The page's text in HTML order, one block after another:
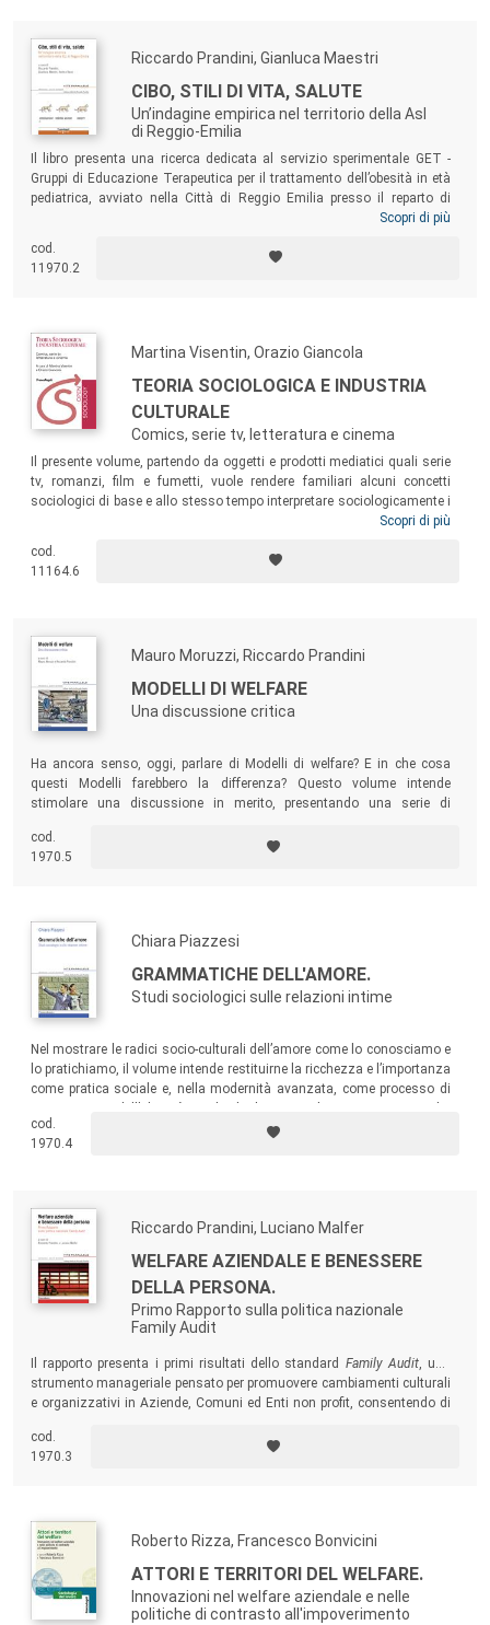
Riccardo Prandini, Gianluca Maestri
CIBO, STILI DI VITA, SALUTE
Un’indagine empirica nel territorio della Asl
di Reggio-Emilia
Il libro presenta una ricerca dedicata al servizio sperimentale GET -
Gruppi di Educazione Terapeutica per il trattamento dell’obesità in età
pediatrica, avviato nella Città di Reggio Emilia presso il reparto di
Pediatria dell’Ospedale Santa Maria Nuova. Il volume offre una pluralità
cultura, per cercare di comprendere il ruolo delle culture famigliari, del
territorio e dei servizi sanitari, in relazione all’obesità infantile.
Scopri di più
cod.
11970.2
Martina Visentin, Orazio Giancola
TEORIA SOCIOLOGICA E INDUSTRIA
CULTURALE
Comics, serie tv, letteratura e cinema
Il presente volume, partendo da oggetti e prodotti mediatici quali serie
tv, romanzi, film e fumetti, vuole rendere familiari alcuni concetti
sociologici di base e allo stesso tempo interpretare sociologicamente i
prodotti culturali volta per volta presi in considerazione. Le analisi dei
quindi uno specchio attraverso cui mostrare l'ordinario nello
straordinario, le regolarità nelle eccezioni, fornendo opportunità per
Scopri di più
cod.
11164.6
Mauro Moruzzi, Riccardo Prandini
MODELLI DI WELFARE
Una discussione critica
Ha ancora senso, oggi, parlare di Modelli di welfare? E in che cosa
questi Modelli farebbero la differenza? Questo volume intende
stimolare una discussione in merito, presentando una serie di
locale.
cod.
1970.5
Chiara Piazzesi
GRAMMATICHE DELL'AMORE.
Studi sociologici sulle relazioni intime
Nel mostrare le radici socio-culturali dell’amore come lo conosciamo e
lo pratichiamo, il volume intende restituirne la ricchezza e l’importanza
come pratica sociale e, nella modernità avanzata, come processo di
dell’amore (cortese, romantica, partenariale, “integrata”) sono
documentate e discusse attraverso analisi di materiali che vanno dai
cod.
1970.4
Riccardo Prandini, Luciano Malfer
WELFARE AZIENDALE E BENESSERE
DELLA PERSONA.
Primo Rapporto sulla politica nazionale
Family Audit
Il rapporto presenta i primi risultati dello standard Family Audit, uno
strumento manageriale pensato per promuovere cambiamenti culturali
e organizzativi in Aziende, Comuni ed Enti non profit, consentendo di
benessere.
cod.
1970.3
Roberto Rizza, Francesco Bonvicini
ATTORI E TERRITORI DEL WELFARE.
Innovazioni nel welfare aziendale e nelle
politiche di contrasto all'impoverimento